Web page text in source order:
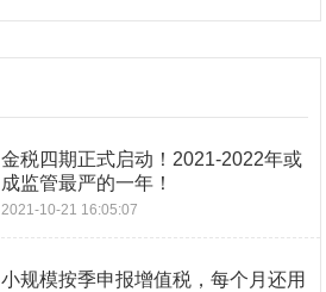
金税四期正式启动！2021-2022年或
成监管最严的一年！
2021-10-21 16:05:07
小规模按季申报增值税，每个月还用